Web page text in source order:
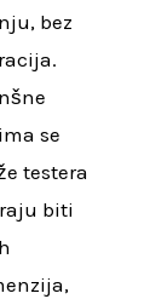
bez
se
testera
biti